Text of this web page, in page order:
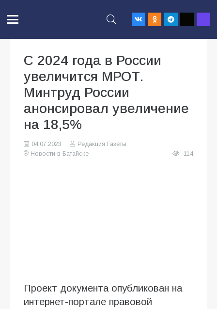
С 2024 года в России
увеличится МРОТ.
Минтруд России
анонсировал увеличение
на 18,5%
04.07.2023
Редакция Газеты
Новости в Батайске
114
Проект документа опубликован на
интернет-портале правовой